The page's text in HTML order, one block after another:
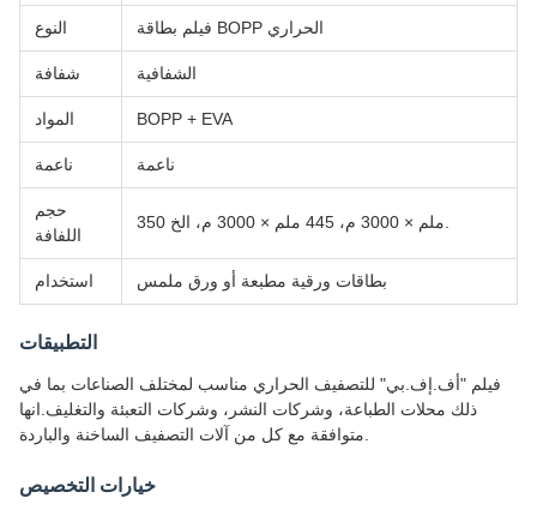
النوع فيلم بطاقة BOPP الحراري
شفافة الشفافية
المواد BOPP + EVA
ناعمة ناعمة
حجم
اللفافة
استخدام بطاقات ورقية مطبعة أو ورق ملمس
التطبيقات
فيلم "أف.إف.بي" للتصفيف الحراري مناسب لمختلف الصناعات بما في
ذلك محلات الطباعة، وشركات النشر، وشركات التعبئة والتغليف.انها
خيارات التخصيص